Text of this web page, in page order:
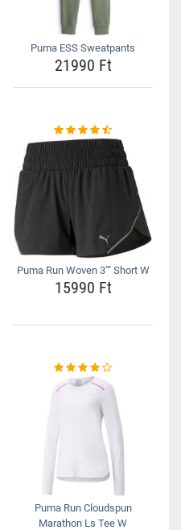
Puma ESS Sweatpants
21990 Ft
Puma Run Woven 3"" Short W
15990 Ft
Puma Run Cloudspun
Marathon Ls Tee W